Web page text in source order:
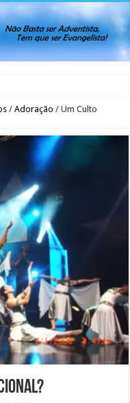
/ Adoração / Um Culto